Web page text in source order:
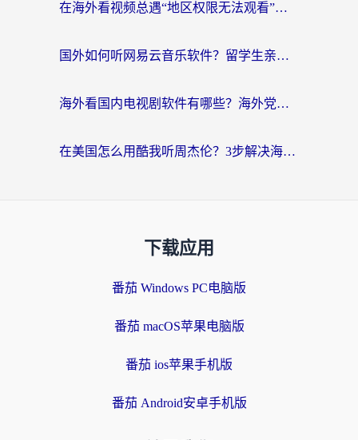
在海外看视频总遇“地区权限无法观看”？这篇攻略帮你轻松解锁国内影视动漫
国外如何听网易云音乐软件？留学生亲测有效的回国加速方案
海外看国内电视剧软件有哪些？海外党专属追剧指南来了
在美国怎么用酷我听周杰伦？3步解决海外听歌地域限制，附QQ音乐网易云通用技巧
下载应用
番茄 Windows PC电脑版
番茄 macOS苹果电脑版
番茄 ios苹果手机版
番茄 Android安卓手机版